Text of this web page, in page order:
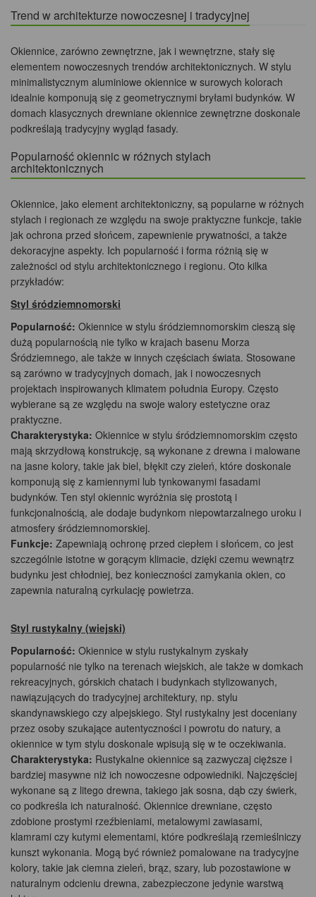
Trend w architekturze nowoczesnej i tradycyjnej
Okiennice, zarówno zewnętrzne, jak i wewnętrzne, stały się
elementem nowoczesnych trendów architektonicznych. W stylu
minimalistycznym aluminiowe okiennice w surowych kolorach
idealnie komponują się z geometrycznymi bryłami budynków. W
domach klasycznych drewniane okiennice zewnętrzne doskonale
podkreślają tradycyjny wygląd fasady.
Popularność okiennic w różnych stylach
architektonicznych
Okiennice, jako element architektoniczny, są popularne w różnych
stylach i regionach ze względu na swoje praktyczne funkcje, takie
jak ochrona przed słońcem, zapewnienie prywatności, a także
dekoracyjne aspekty. Ich popularność i forma różnią się w
zależności od stylu architektonicznego i regionu. Oto kilka
przykładów:
Styl śródziemnomorski
Popularność: Okiennice w stylu śródziemnomorskim cieszą się
dużą popularnością nie tylko w krajach basenu Morza
Śródziemnego, ale także w innych częściach świata. Stosowane
są zarówno w tradycyjnych domach, jak i nowoczesnych
projektach inspirowanych klimatem południa Europy. Często
wybierane są ze względu na swoje walory estetyczne oraz
praktyczne.
Charakterystyka: Okiennice w stylu śródziemnomorskim często
mają skrzydłową konstrukcję, są wykonane z drewna i malowane
na jasne kolory, takie jak biel, błękit czy zieleń, które doskonale
komponują się z kamiennymi lub tynkowanymi fasadami
budynków. Ten styl okiennic wyróżnia się prostotą i
funkcjonalnością, ale dodaje budynkom niepowtarzalnego uroku i
atmosfery śródziemnomorskiej.
Funkcje: Zapewniają ochronę przed ciepłem i słońcem, co jest
szczególnie istotne w gorącym klimacie, dzięki czemu wewnątrz
budynku jest chłodniej, bez konieczności zamykania okien, co
zapewnia naturalną cyrkulację powietrza.
Styl rustykalny (wiejski)
Popularność: Okiennice w stylu rustykalnym zyskały
popularność nie tylko na terenach wiejskich, ale także w domkach
rekreacyjnych, górskich chatach i budynkach stylizowanych,
nawiązujących do tradycyjnej architektury, np. stylu
skandynawskiego czy alpejskiego. Styl rustykalny jest doceniany
przez osoby szukające autentyczności i powrotu do natury, a
okiennice w tym stylu doskonale wpisują się w te oczekiwania.
Charakterystyka: Rustykalne okiennice są zazwyczaj cięższe i
bardziej masywne niż ich nowoczesne odpowiedniki. Najczęściej
wykonane są z litego drewna, takiego jak sosna, dąb czy świerk,
co podkreśla ich naturalność. Okiennice drewniane, często
zdobione prostymi rzeźbieniami, metalowymi zawiasami,
klamrami czy kutymi elementami, które podkreślają rzemieślniczy
kunszt wykonania. Mogą być również pomalowane na tradycyjne
kolory, takie jak ciemna zieleń, brąz, szary, lub pozostawione w
naturalnym odcieniu drewna, zabezpieczone jedynie warstwą